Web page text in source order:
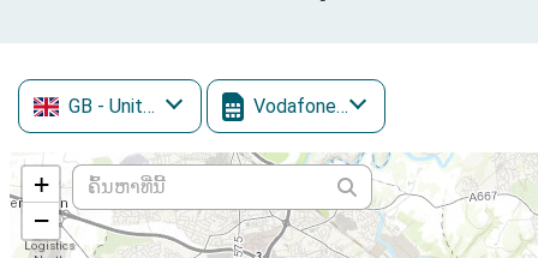
GB - United Kingdom Vodafone Mobile
+
−